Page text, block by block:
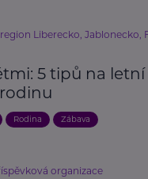
Liberecko, Jablonecko,
5 tipů na letní
Rodina Zábava
organizace